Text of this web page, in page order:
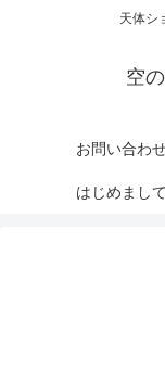
天体シ
空
お問い合わ
はじめまして